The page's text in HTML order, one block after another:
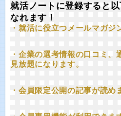
就活ノートに登録すると
なれます！
・就活に役立つメールマガジ
・企業の選考情報の口コミ
見放題になります。
・会員限定公開の記事が読め